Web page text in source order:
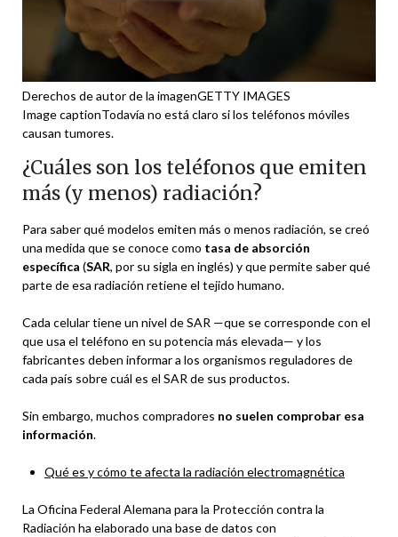
Derechos de autor de la imagenGETTY IMAGES
Image captionTodavía no está claro si los teléfonos móviles
causan tumores.
¿Cuáles son los teléfonos que emiten
más (y menos) radiación?
Para saber qué modelos emiten más o menos radiación, se creó
una medida que se conoce como tasa de absorción
específica (SAR, por su sigla en inglés) y que permite saber qué
parte de esa radiación retiene el tejido humano.
Cada celular tiene un nivel de SAR —que se corresponde con el
que usa el teléfono en su potencia más elevada— y los
fabricantes deben informar a los organismos reguladores de
cada país sobre cuál es el SAR de sus productos.
Sin embargo, muchos compradores no suelen comprobar esa
información.
Qué es y cómo te afecta la radiación electromagnética
La Oficina Federal Alemana para la Protección contra la
Radiación ha elaborado una base de datos con